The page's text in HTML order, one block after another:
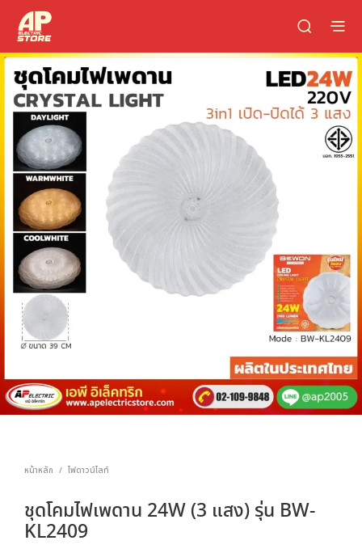
หน้าหลัก / ไฟดาวน์ไลท์
ชุดโคมไฟเพดาน 24W (3 แสง) รุ่น BW-
KL2409